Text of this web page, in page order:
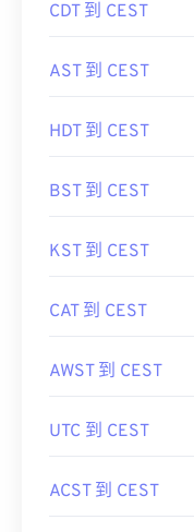
CDT 到 CEST
AST 到 CEST
HDT 到 CEST
BST 到 CEST
KST 到 CEST
CAT 到 CEST
AWST 到 CEST
UTC 到 CEST
ACST 到 CEST